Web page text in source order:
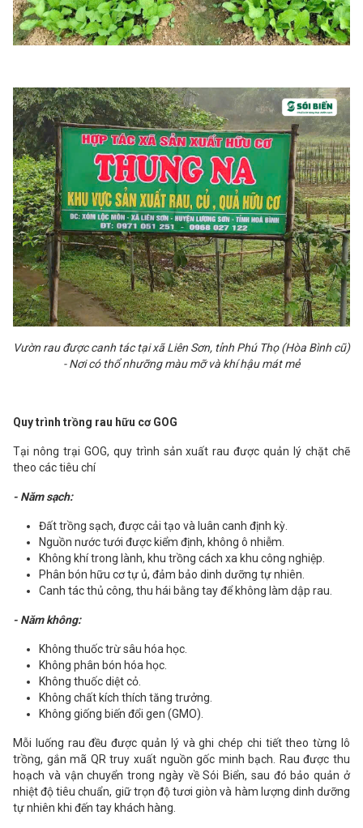
Vườn rau được canh tác tại xã Liên Sơn, tỉnh Phú Thọ (Hòa Bình cũ)
- Nơi có thổ nhưỡng màu mỡ và khí hậu mát mẻ
Quy trình trồng rau hữu cơ GOG
Tại nông trại GOG, quy trình sản xuất rau được quản lý chặt chẽ
theo các tiêu chí
- Năm sạch:
Đất trồng sạch, được cải tạo và luân canh định kỳ.
Nguồn nước tưới được kiểm định, không ô nhiễm.
Không khí trong lành, khu trồng cách xa khu công nghiệp.
Phân bón hữu cơ tự ủ, đảm bảo dinh dưỡng tự nhiên.
Canh tác thủ công, thu hái bằng tay để không làm dập rau.
- Năm không:
Không thuốc trừ sâu hóa học.
Không phân bón hóa học.
Không thuốc diệt cỏ.
Không chất kích thích tăng trưởng.
Không giống biến đổi gen (GMO).
Mỗi luống rau đều được quản lý và ghi chép chi tiết theo từng lô
trồng, gắn mã QR truy xuất nguồn gốc minh bạch. Rau được thu
hoạch và vận chuyển trong ngày về Sói Biển, sau đó bảo quản ở
nhiệt độ tiêu chuẩn, giữ trọn độ tươi giòn và hàm lượng dinh dưỡng
tự nhiên khi đến tay khách hàng.